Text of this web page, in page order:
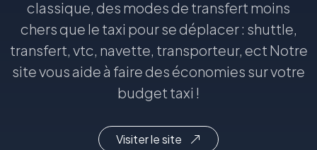
classique, des modes de transfert moins
chers que le taxi pour se déplacer : shuttle,
transfert, vtc, navette, transporteur, ect Notre
site vous aide à faire des économies sur votre
budget taxi !
Visiter le site